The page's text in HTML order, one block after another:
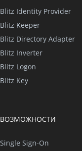
Blitz Identity Provider
Blitz Keeper
Blitz Directory Adapter
Blitz Inverter
Blitz Logon
Blitz Key
ВОЗМОЖНОСТИ
Single Sign-On